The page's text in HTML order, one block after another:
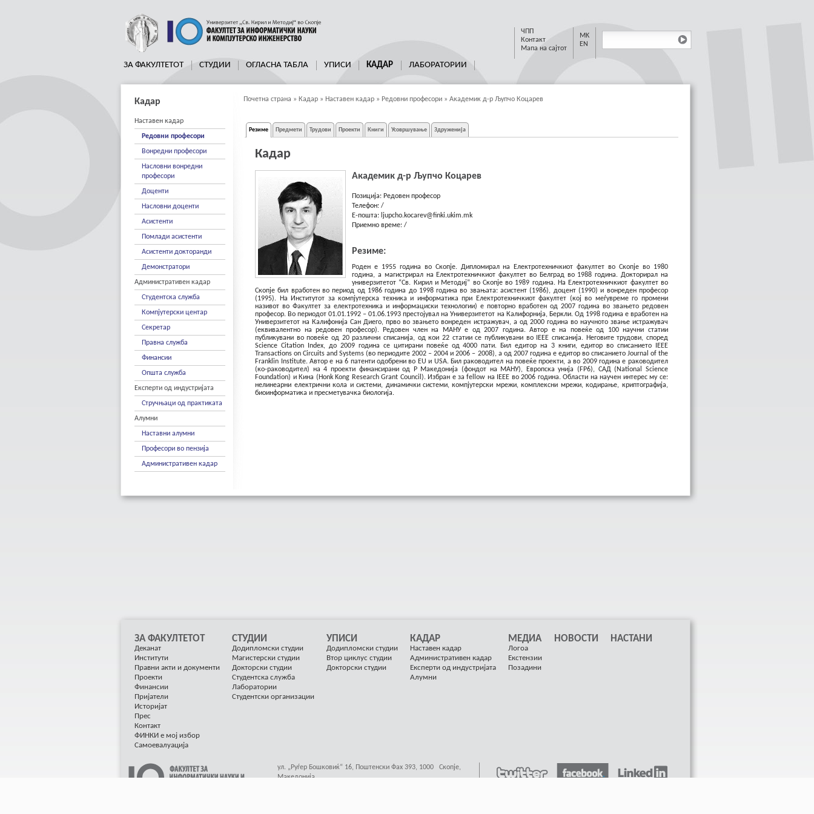
ЧПП
Контакт
Мапа на сајтот
MK
EN
ЗА ФАКУЛТЕТОТ СТУДИИ ОГЛАСНА ТАБЛА УПИСИ КАДАР ЛАБОРАТОРИИ
Почетна страна » Кадар » Наставен кадар » Редовни професори » Акaдемик д-р Љупчо Коцарев
Кадар
Наставен кадар
Редовни професори
Вонредни професори
Насловни вонредни
професори
Доценти
Насловни доценти
Асистенти
Помлади асистенти
Асистенти докторанди
Демонстратори
Административен кадар
Студентска служба
Компјутерски центар
Секретар
Правна служба
Финансии
Општа служба
Експерти од индустријата
Стручњаци од практиката
Алумни
Наставни алумни
Професори во пензија
Административен кадар
Резиме Предмети Трудови Проекти Книги Усовршување Здруженија
Кадар
Акaдемик д-р Љупчо Коцарев
Позиција: Редовен професор
Телефон:/
E-пошта: ljupcho.kocarev@finki.ukim.mk
Приемно време:/
Резиме:
Роден е 1955 година во Скопје. Дипломирал на Електротехничкиот факултет во Скопје во 1980
година, а магистрирал на Електротехничкиот факултет во Белград во 1988 година. Докторирал на
универзитетот “Св. Кирил и Методиј” во Скопје во 1989 година. На Електротехничкиот факултет во
Скопјебил вработен во период од 1986 година до 1998 година во звањата: асистент (1986), доцент (1990) и вонреден професор
(1995). На
Институтот за компјутерска техника и информатика при Електротехничкиот факултет (кој во меѓувреме го промени
називот во Факултет за електротехника и информациски технологии) е повторно вработен од 2007 година во звањето редовен
професор. Во периодот 01.01.1992 – 01.06.1993 престојувал на Универзитетот на Калифорнија, Беркли. Од 1998 година е вработен на
Универзитетот на Калифонија Сан Диего, прво во звањето вонреден истражувач, а од 2000 година во научното звање истражувач
(еквивалентно на редовен професор). Редовен член на МАНУ е од 2007 година. Автор е на повеќе од 100 научни статии
публикувани во повеќе од 20 различни списанија, од кои 22 статии се публикувани во IEEE списанија. Неговите трудови, според
Science Citation Index, до 2009 година се цитирани повеќе од 4000 пати. Бил едитор на 3 книги, едитор во списанието IEEE
Transactions on Circuits and Systems (во периодите 2002 – 2004 и 2006 – 2008), а од 2007 година е едитор во списанието Journal of the
Franklin Institute. Автор е на 6 патенти одобрени во EU и USA. Бил раководител на повеќе проекти, а во 2009 година е раководител
(ко-раководител) на 4 проекти финансирани од Р Македонија (фондот на МАНУ), Европска унија (FP6), САД (National Science
Foundation) и Кина (Honk Kong Research Grant Council). Избран е за fellow на IEEE во 2006 година. Области на научен интерес му се:
нелинеарни електрични кола и системи, динамички системи, компјутерски мрежи, комплексни мрежи, кодирање, криптографија,
биоинформатика и пресметувачка биологија.
ЗА ФАКУЛТЕТОТ
Деканат
Институти
Правни акти и документи
Проекти
Финансии
Пријатели
Историјат
Прес
Контакт
ФИНКИ е мој избор
Самоевалуација
СТУДИИ
Додипломски студии
Магистерски студии
Докторски студии
Студентска служба
Лаборатории
Студентски организации
УПИСИ
Додипломски студии
Втор циклус студии
Докторски студии
КАДАР
Наставен кадар
Административен кадар
Експерти од индустријата
Алумни
МЕДИА
Логоа
Екстензии
Позадини
НОВОСТИ НАСТАНИ
ул. „Руѓер Бошковиќ“ 16, Поштенски Фах 393, 1000 Скопје,
Македонија